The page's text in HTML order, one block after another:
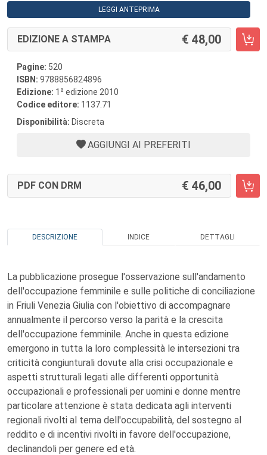
LEGGI ANTEPRIMA
EDIZIONE A STAMPA 48,00
Pagine: 520
ISBN: 9788856824896
Edizione: 1 a edizione 2010
Codice editore: 1137.71
Disponibilità: Discreta
AGGIUNGI AI PREFERITI
PDF CON DRM 46,00
DESCRIZIONE INDICE DETTAGLI
La pubblicazione prosegue l'osservazione sull'andamento
dell'occupazione femminile e sulle politiche di conciliazione
in Friuli Venezia Giulia con l'obiettivo di accompagnare
annualmente il percorso verso la parità e la crescita
dell'occupazione femminile. Anche in questa edizione
emergono in tutta la loro complessità le intersezioni tra
criticità congiunturali dovute alla crisi occupazionale e
aspetti strutturali legati alle differenti opportunità
occupazionali e professionali per uomini e donne mentre
particolare attenzione è stata dedicata agli interventi
regionali rivolti al tema dell'occupabilità, del sostegno al
reddito e di incentivi rivolti in favore dell'occupazione,
declinandoli per genere ed età.